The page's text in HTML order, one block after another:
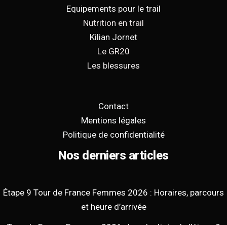
Equipements pour le trail
Nutrition en trail
Kilian Jornet
Le GR20
Les blessures
Contact
Mentions légales
Politique de confidentialité
Nos derniers articles
Étape 9 Tour de France Femmes 2026 : Horaires, parcours
et heure d’arrivée